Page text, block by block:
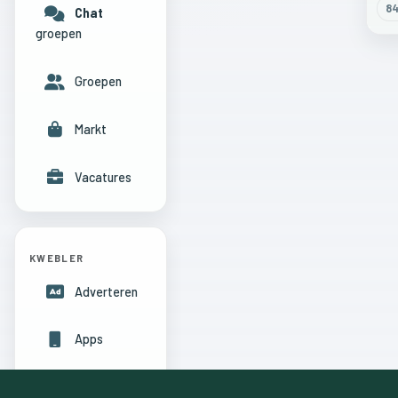
84
Chat
groepen
Groepen
Markt
Vacatures
KWEBLER
Adverteren
Apps